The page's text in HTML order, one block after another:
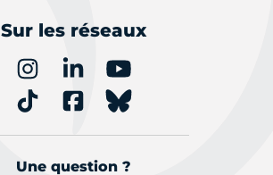
Sur les réseaux
Une question ?